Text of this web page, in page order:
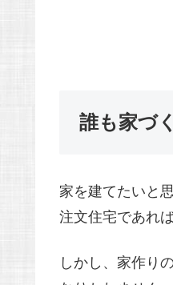
誰も家づ
家を建てたいと
注文住宅であれ
しかし、家作り